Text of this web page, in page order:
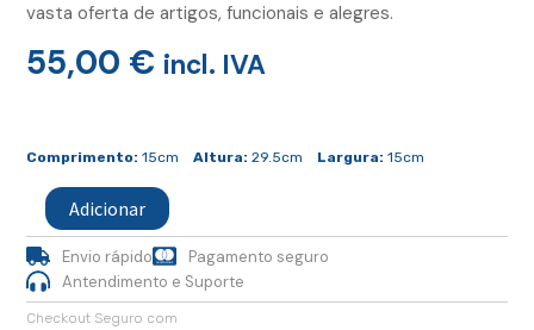
vasta oferta de artigos, funcionais e alegres.
55,00 € incl. IVA
Comprimento: 15cm Altura: 29.5cm Largura: 15cm
Jarra
Maria
TurquesaAdicionar
Envio rápido
Pagamento seguro
Antendimento e Suporte
Checkout Seguro com